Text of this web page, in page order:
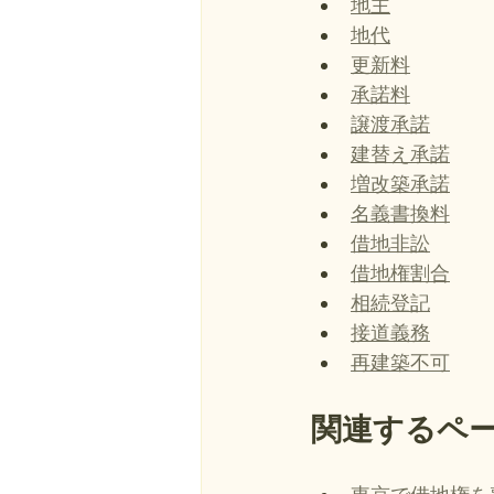
地主
地代
更新料
承諾料
譲渡承諾
建替え承諾
増改築承諾
名義書換料
借地非訟
借地権割合
相続登記
接道義務
再建築不可
関連するペ